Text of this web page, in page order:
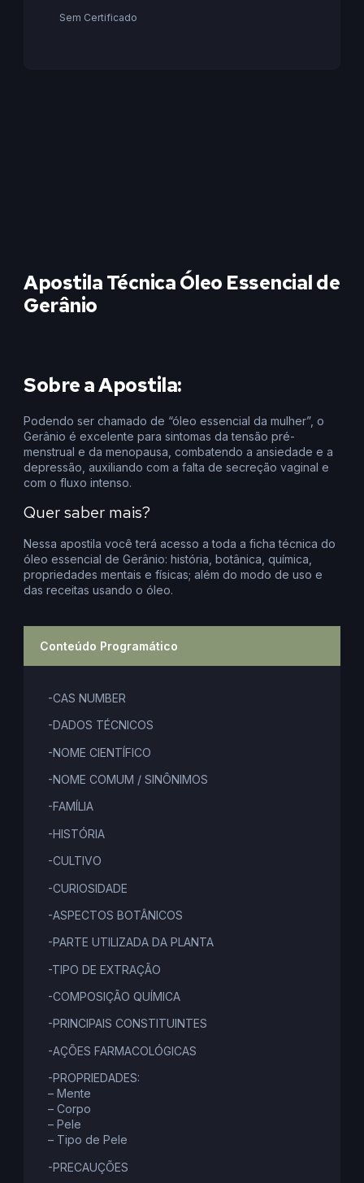
Apostila Técnica Óleo Essencial de
Gerânio
Sobre a Apostila:
Podendo ser chamado de “óleo essencial da mulher”, o
Gerânio é excelente para sintomas da tensão pré-
menstrual e da menopausa, combatendo a ansiedade e a
depressão, auxiliando com a falta de secreção vaginal e
com o fluxo intenso.
Quer saber mais?
Nessa apostila você terá acesso a toda a ficha técnica do
óleo essencial de Gerânio: história, botânica, química,
propriedades mentais e físicas; além do modo de uso e
das receitas usando o óleo.
Conteúdo Programático
-CAS NUMBER
-DADOS TÉCNICOS
-NOME CIENTÍFICO
-NOME COMUM / SINÔNIMOS
-FAMÍLIA
-HISTÓRIA
-CULTIVO
-CURIOSIDADE
-ASPECTOS BOTÂNICOS
-PARTE UTILIZADA DA PLANTA
-TIPO DE EXTRAÇÃO
-COMPOSIÇÃO QUÍMICA
-PRINCIPAIS CONSTITUINTES
-AÇÕES FARMACOLÓGICAS
-PROPRIEDADES:
– Mente
– Corpo
– Pele
– Tipo de Pele
-PRECAUÇÕES
Sem Certificado